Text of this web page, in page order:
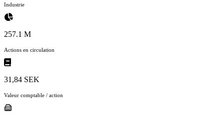
Industrie
257.1 M
Actions en circulation
31,84 SEK
Valeur comptable / action